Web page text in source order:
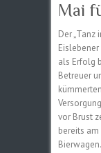
Mai
Der „Tanz
als Erfolg
Betreuer
vor Brust
bereits
Bierwagen.